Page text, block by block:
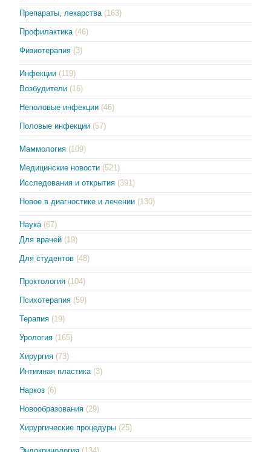
Препараты, лекарства (163)
Профилактика (46)
Физиотерапия (3)
Инфекции (119)
Возбудители (16)
Неполовые инфекции (46)
Половые инфекции (57)
Маммология (109)
Медицинские новости (521)
Исследования и открытия (391)
Новое в диагностике и лечении (130)
Наука (67)
Для врачей (19)
Для студентов (48)
Проктология (104)
Психотерапия (59)
Терапия (19)
Урология (165)
Хирургия (73)
Интимная пластика (3)
Наркоз (6)
Новообразования (29)
Хирургические процедуры (25)